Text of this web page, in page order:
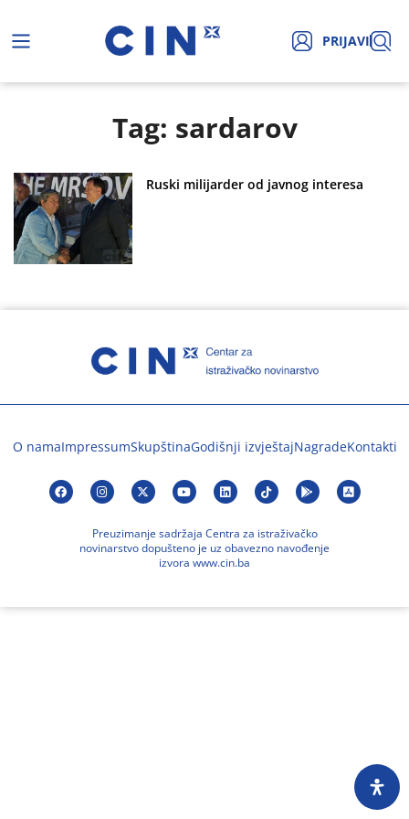
PRIJAVI
Tag: sardarov
Ruski milijarder od javnog interesa
O namaImpressumSkupštinaGodišnji izvještajNagradeKontakti
Preuzimanje sadržaja Centra za istraživačko
novinarstvo dopušteno je uz obavezno navođenje
izvora www.cin.ba